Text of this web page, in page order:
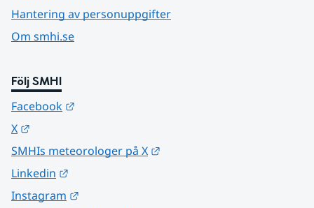
Hantering av personuppgifter
Om smhi.se
Följ SMHI
Facebook
X
SMHIs meteorologer på X
Linkedin
Instagram